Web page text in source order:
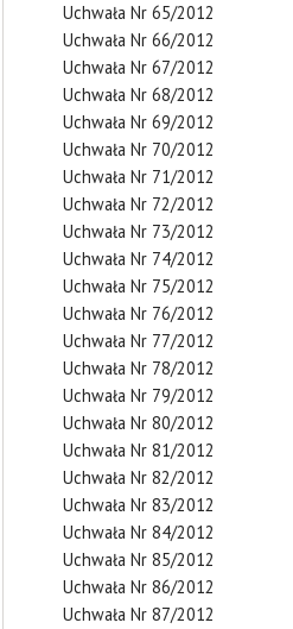
Uchwała Nr 65/2012
Uchwała Nr 66/2012
Uchwała Nr 67/2012
Uchwała Nr 68/2012
Uchwała Nr 69/2012
Uchwała Nr 70/2012
Uchwała Nr 71/2012
Uchwała Nr 72/2012
Uchwała Nr 73/2012
Uchwała Nr 74/2012
Uchwała Nr 75/2012
Uchwała Nr 76/2012
Uchwała Nr 77/2012
Uchwała Nr 78/2012
Uchwała Nr 79/2012
Uchwała Nr 80/2012
Uchwała Nr 81/2012
Uchwała Nr 82/2012
Uchwała Nr 83/2012
Uchwała Nr 84/2012
Uchwała Nr 85/2012
Uchwała Nr 86/2012
Uchwała Nr 87/2012